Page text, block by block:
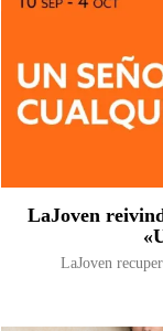
LaJoven
LaJoven